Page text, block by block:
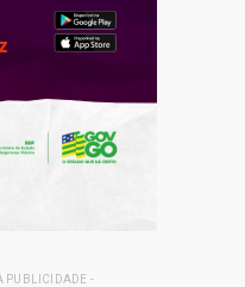
PUBLICIDADE -